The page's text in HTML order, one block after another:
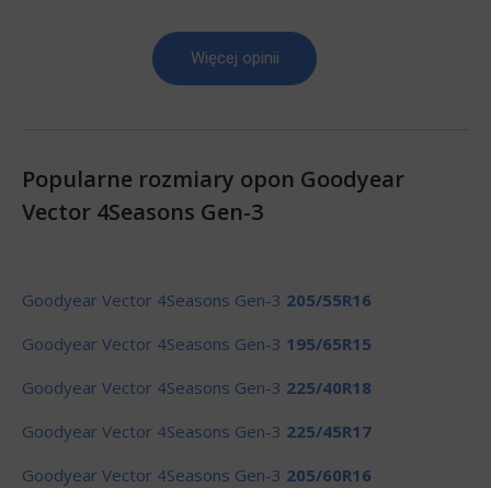
Więcej opinii
Popularne rozmiary opon Goodyear
Vector 4Seasons Gen-3
Goodyear Vector 4Seasons Gen-3 205/55R16
Goodyear Vector 4Seasons Gen-3 195/65R15
Goodyear Vector 4Seasons Gen-3 225/40R18
Goodyear Vector 4Seasons Gen-3 225/45R17
Goodyear Vector 4Seasons Gen-3 205/60R16